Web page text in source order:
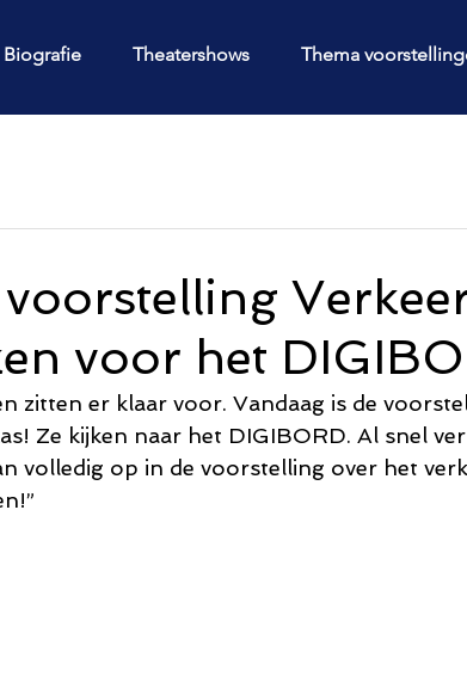
voorstelling
voor het
zitten er klaar voor. Vandaag is de
Ze kijken naar het DIGIBORD. Al snel
volledig op in de voorstelling over het
Biografie Theatershows Thema